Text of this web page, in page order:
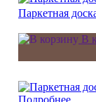
Паркетная
В
Подробнее